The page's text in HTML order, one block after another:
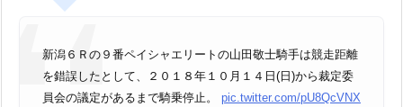
新潟６Ｒの９番ペイシャエリートの山田敬士騎手は競走距離
を錯誤したとして、２０１８年１０月１４日(日)から裁定委
員会の議定があるまで騎乗停止。 pic.twitter.com/pU8QcVNX